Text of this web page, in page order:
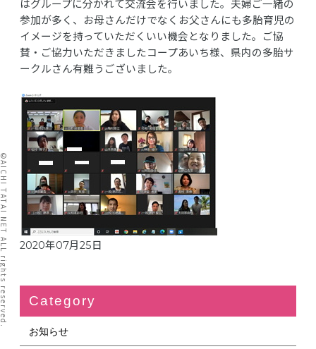
rights reserved.
はグループに分かれて交流会を行いました。夫婦ご一緒の
参加が多く、お母さんだけでなくお父さんにも多胎育児の
イメージを持っていただくいい機会となりました。ご協
賛・ご協力いただきましたコープあいち様、県内の多胎サ
ークルさん有難うございました。
2020年07月25日
Category
お知らせ